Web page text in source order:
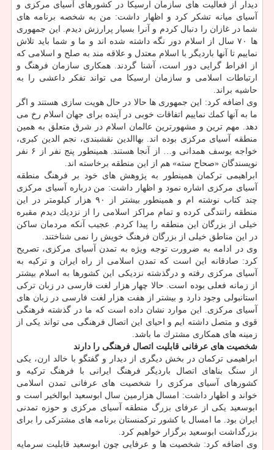
دیدار از فعالیت های سازمان ارسیكا در كشورهای آسیای مركزی و
آسیای میانه تشكر كرد و اظهار داشت: من به شخصه برنامه های
شما در غازان را دنبال كردم و آنرا بسیار پرارزش دیدم. این جمهوری
ها ۷۰ سال از اسلام دور نگه داشته شده اند و ما و شما باید تلاش
نماییم تا آنها باردیگر با اسلام معتدل و علاقه مند به صلح و اسلامی كه
از افراط گرایی دور است، آشنا گردند. همكاری سازمان فرهنگ و
ارتباطات اسلامی و سازمان ارسیكا می تواند تفكر داعشی را به
حاشیه براند.
وی اضافه كرد: این جمهوری ها حالا در حال هویت سازی هستند و اگر
ما به آنها كمك نماییم اتفاقات خوبی در آینده برای جهان اسلام رخ می
دهد. مهم ترین و مشهورترین عالمان اسلام در شرق متعلق به همین
منطقه آسیای مركزی بوده اند. بهاالدین نقشبندی، نجم الدین كبری،
خواجه یوسف همدانی و… از آنجا هستند. همینطور پنج نفر از ۶ نفر
نویسندگان «صحاح سته» هم از این منطقه برخاسته اند.
ابراهیمی تركمان همینطور به پژوهش های خود بر فرهنگ منطقه
آسیای مركزی اشاره نمود و اظهار داشت: من درباره آسیای مركزی
چند كتاب نوشته ام و همینطور بیشتر از ۹۰ هزار كیلومتر در این
منطقه رانندگی كرده و تمام مراكز اسلامی را از نزدیك دیدم مقبره
خیلی از بزرگان این منطقه را پیدا كردم. عجیب آنكه مردمان ساكن
در این مناطق خیلی از بزرگان فرهنگ خویش را نمی شناختند.
وی در ادامه به ضرورت توجه ویژه به تمدن آسیای مركزی، تصریح
كرد: صادقانه این است كه تمدن اسلامی از راه ایران و تركیه به
آسیای مركزی رفته و درگذشته نزدیكی این كشورها به اسلام بیشتر
از زمانه فعلی بوده است. حالا چهار هزار لغت فارسی در زبان تركی
استانبولی وجود دارد و بیشتر از هفت هزار لغت فارسی در زبان های
آسیای مركزی. این موارد نشان داده است كه ما در گذشته فرهنگی
قوی و متصل داشته ایم و احیای این اتصال فرهنگی می تواند یكی از
زمینه های همكاری مشترك ما باشد.
شخصیت های عرفانی قابلیت اتصال فرهنگی را دارند
ابراهیمی تركمان در بخش دیگری از دیدار و گفتگو با خالد ارن، یكی
از سنگ بناهای اتصال باردیگر فرهنگ ایرانی با فرهنگ تركیه و
كشورهای آسیای مركزی را شخصیت های عرفانی تمدن اسلامی
خواند و اظهار داشت: امسال هزارمین سال ابوسعید ابوالخیر است و
ابوسعید یكی از عرفای بزرگ منطقه آسیای مركزی و حوزه تمدنی
ایران بود. ما امسال با كشور تركمنستان برنامه های مشتركی را برای
بزرگداشت ابوسعید برگزار خواهیم كرد.
وی اضافه كرد: شخصیت ها و عرفایی چون ابوسعید قابلیت سرمایه